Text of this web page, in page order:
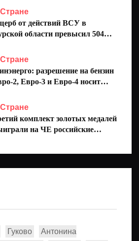
от действий ВСУ в
области превысил 504
разрешение на бензин
2, Евро-3 и Евро-4 носит
комплект золотых медалей
на ЧЕ российские
Гуково
Антонина